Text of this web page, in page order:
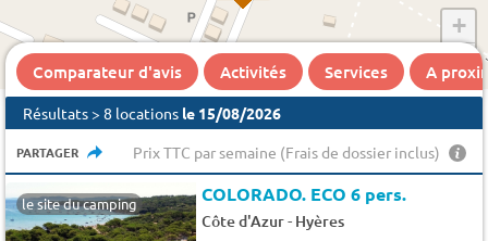
+
−
Comparateur d'avis Activités Services A
Résultats > 8 locations le 15/08/2026
PARTAGER Prix TTC par semaine (Frais de dossier inclus)
le site du camping COLORADO. ECO 6 pers.
Côte d'Azur- Hyères